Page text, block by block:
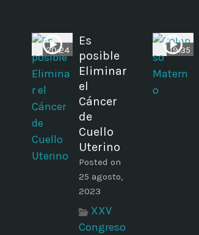
20:24
Es
posible
Eliminar
el
Cáncer
de
Cuello
Uterino
Posted on
25 agosto,
2023
XXV
Congreso
19:35